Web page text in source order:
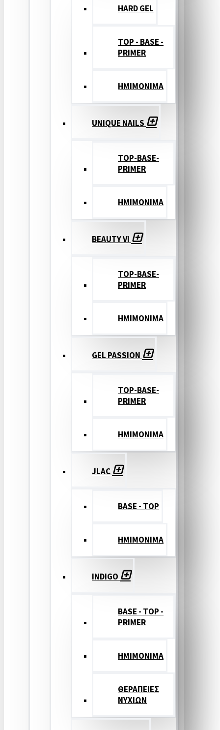
HARD GEL
TOP - BASE -
PRIMER
ΗΜΙΜΟΝΙΜΑ
UNIQUE NAILS
TOP-BASE-
PRIMER
ΗΜΙΜΟΝΙΜΑ
BEAUTY VI
TOP-BASE-
PRIMER
ΗΜΙΜΟΝΙΜΑ
GEL PASSION
TOP-BASE-
PRIMER
ΗΜΙΜΟΝΙΜΑ
JLAC
BASE - TOP
ΗΜΙΜΟΝΙΜΑ
INDIGO
BASE - TOP -
PRIMER
HMIMONIMA
ΘΕΡΑΠΕΙΕΣ
ΝΥΧΙΩΝ